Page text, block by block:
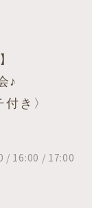
♪
き〉
/ 16:00 / 17:00